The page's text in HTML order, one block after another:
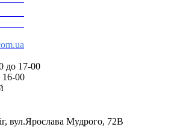
до 17-00
16-00
вул.Ярослава Мудрого, 72В